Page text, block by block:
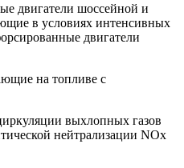
двигатели шоссейной и
в условиях интенсивных
двигатели
на топливе с
выхлопных газов
нейтрализации NOx